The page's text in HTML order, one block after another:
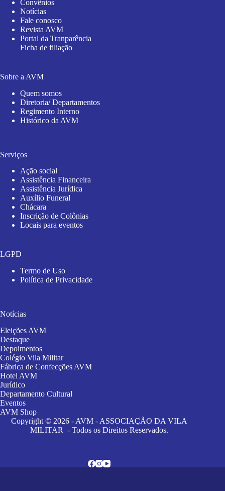
Convênios
Notícias
Fale conosco
Revista AVM
Portal da Tranparência
Ficha de filiação
Sobre a AVM
Quem somos
Diretoria/ Departamentos
Regimento Interno
Histórico da AVM
Serviços
Ação social
Assistência Financeira
Assistência Jurídica
Auxílio Funeral
Chácara
Inscrição de Colônias
Locais para eventos
LGPD
Termo de Uso
Política de Privacidade
Notícias
Eleições AVM
Destaque
Depoimentos
Colégio Vila Militar
Fábrica de Confecções AVM
Hotel AVM
Jurídico
Departamento Cultural
Eventos
AVM Shop
Copyright © 2026 - AVM - ASSOCIAÇÃO DA VILA
MILITAR - Todos os Direitos Reservados.